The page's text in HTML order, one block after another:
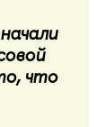
что